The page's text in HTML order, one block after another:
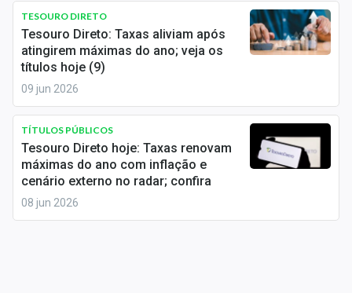
Internacional
Marketing
Tecnologia
Conteúdo de Marca
Sobre
Expediente
TESOURO DIRETO
Tesouro Direto: Taxas aliviam após
atingirem máximas do ano; veja os
títulos hoje (9)
09 jun 2026
TÍTULOS PÚBLICOS
Tesouro Direto hoje: Taxas renovam
máximas do ano com inflação e
cenário externo no radar; confira
08 jun 2026